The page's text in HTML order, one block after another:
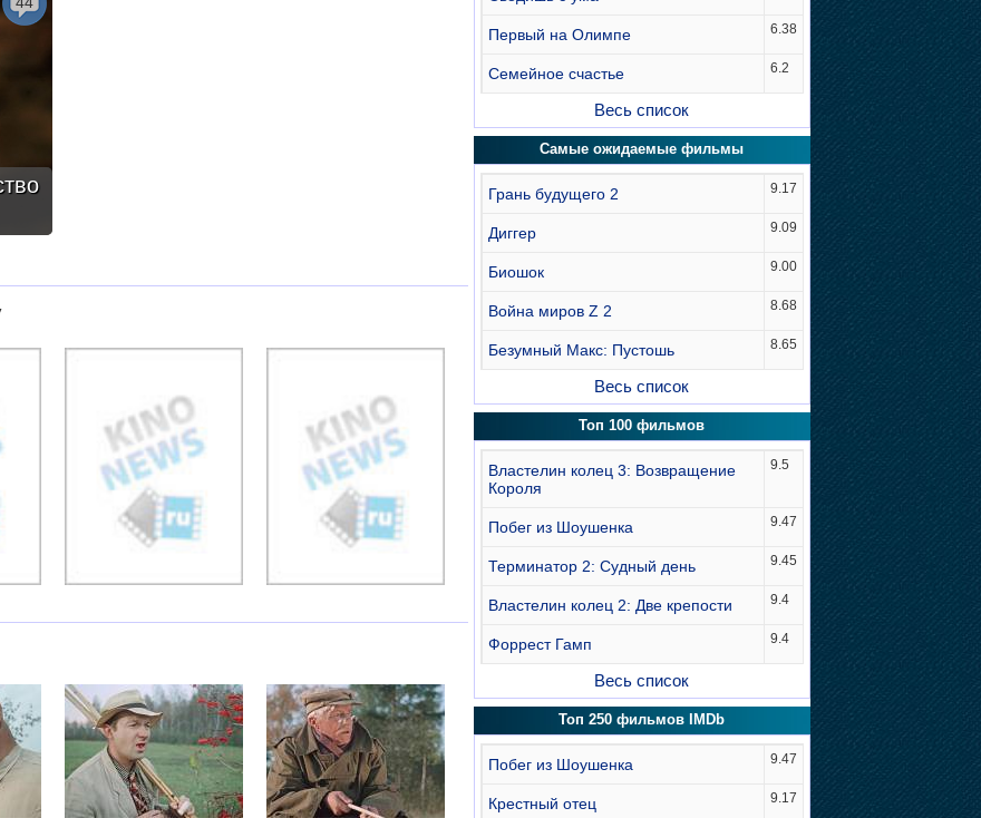
Первый на Олимпе 6.38
Семейное счастье 6.2
Весь список
Самые ожидаемые фильмы
Грань будущего 2 9.17
Диггер 9.09
Биошок 9.00
Война миров Z 2 8.68
Безумный Макс: Пустошь 8.65
Весь список
Топ 100 фильмов
Властелин колец 3: Возвращение
Короля
9.5
Побег из Шоушенка 9.47
Терминатор 2: Судный день 9.45
Властелин колец 2: Две крепости 9.4
Форрест Гамп 9.4
Весь список
Топ 250 фильмов IMDb
Побег из Шоушенка 9.47
Крестный отец 9.17